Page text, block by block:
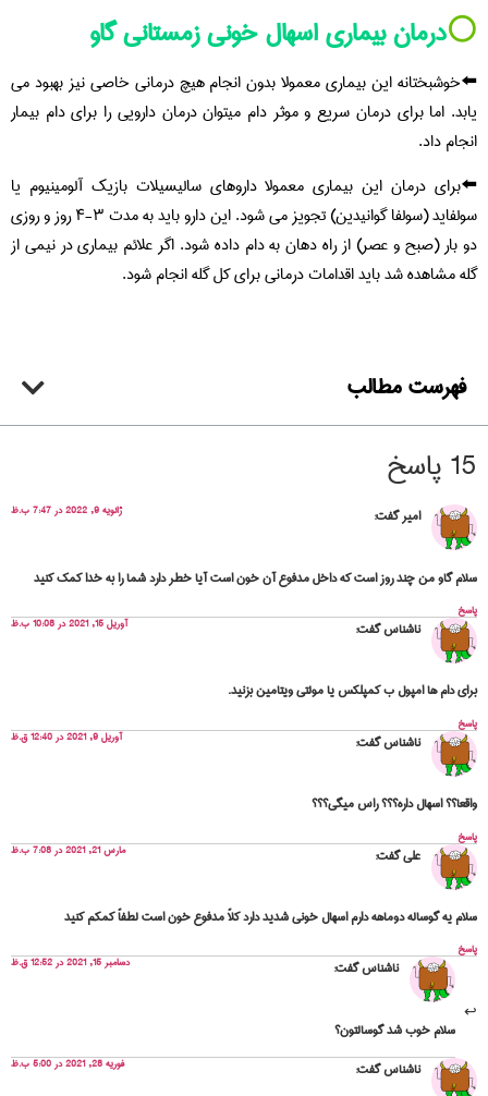
⚪️درمان بیماری اسهال خونی زمستانی گاو
⬅️خوشبختانه این بیماری معمولا بدون انجام هیچ درمانی خاصی نیز بهبود می
یابد. اما برای درمان سریع و موثر دام میتوان درمان دارویی را برای دام بیمار
انجام داد.
⬅️برای درمان این بیماری معمولا داروهای سالیسیلات بازیک آلومینیوم یا
سولفاید (سولفا گوانیدین) تجویز می شود. این دارو باید به مدت ۳-۴ روز و روزی
دو بار (صبح و عصر) از راه دهان به دام داده شود. اگر علائم بیماری در نیمی از
گله مشاهده شد باید اقدامات درمانی برای کل گله انجام شود.
فهرست مطالب
15 پاسخ
امیرگفت: ژانویه 9, 2022 در 7:47 ب.ظ
سلام گاو من چند روز است که داخل مدفوع آن خون است آیا خطر دارد شما را به خدا کمک کنید
پاسخ
ناشناسگفت: آوریل 15, 2021 در 10:08 ب.ظ
برای دام ها امپول ب کمپلکس یا مولتی ویتامین بزنید.
پاسخ
ناشناسگفت: آوریل 9, 2021 در 12:40 ق.ظ
واقعا؟؟ اسهال داره؟؟؟ راس میگی؟؟؟
پاسخ
علیگفت: مارس 21, 2021 در 7:08 ب.ظ
سلام یه گوساله دوماهه دارم اسهال خونی شدید دارد کلاً مدفوع خون است لطفاً کمکم کنید
پاسخ
ناشناسگفت: دسامبر 15, 2021 در 12:52 ق.ظ
سلام خوب شد گوسالتون؟
ناشناسگفت: فوریه 28, 2021 در 5:00 ب.ظ